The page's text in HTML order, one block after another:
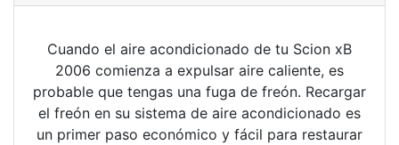
Cuando el aire acondicionado de tu Scion xB
2006 comienza a expulsar aire caliente, es
probable que tengas una fuga de freón. Recargar
el freón en su sistema de aire acondicionado es
un primer paso económico y fácil para restaurar